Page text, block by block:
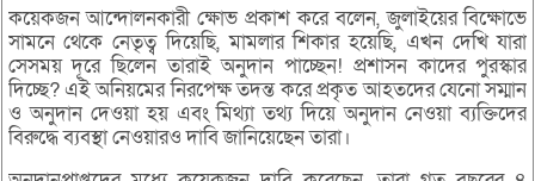
কয়েকজন আন্দোলনকারী ক্ষোভ প্রকাশ করে বলেন, জুলাইয়ের বিক্ষোভে
সামনে থেকে নেতৃত্ব দিয়েছি, মামলার শিকার হয়েছি, এখন দেখি যারা
সেসময় দূরে ছিলেন তারাই অনুদান পাচ্ছেন! প্রশাসন কাদের পুরস্কার
দিচ্ছে? এই অনিয়মের নিরপেক্ষ তদন্ত করে প্রকৃত আহতদের যেনো সম্মান
ও অনুদান দেওয়া হয় এবং মিথ্যা তথ্য দিয়ে অনুদান নেওয়া ব্যক্তিদের
বিরুদ্ধে ব্যবস্থা নেওয়ারও দাবি জানিয়েছেন তারা।